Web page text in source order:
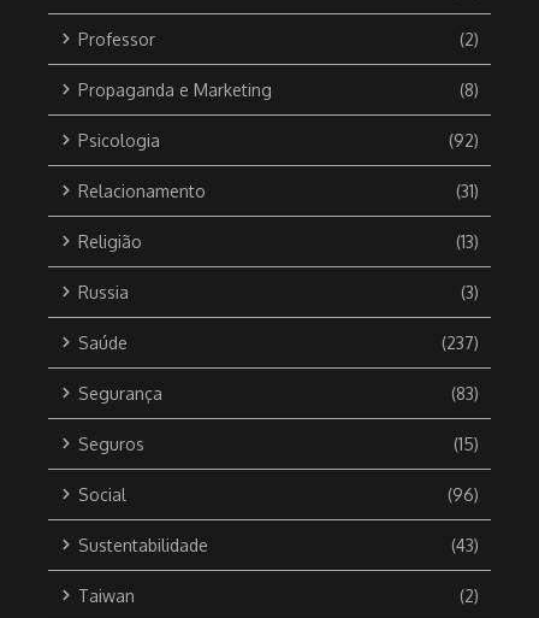
Professor (2)
Propaganda e Marketing (8)
Psicologia (92)
Relacionamento (31)
Religião (13)
Russia (3)
Saúde (237)
Segurança (83)
Seguros (15)
Social (96)
Sustentabilidade (43)
Taiwan (2)